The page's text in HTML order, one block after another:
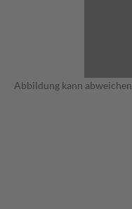
Abbildung kann abweichen